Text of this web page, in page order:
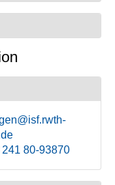
241 80-93870